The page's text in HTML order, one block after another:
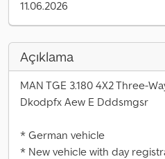
11.06.2026
Açıklama
MAN TGE 3.180 4X2 Three-
Dkodpfx Aew E Dddsmgsr
* German vehicle
* New vehicle with day